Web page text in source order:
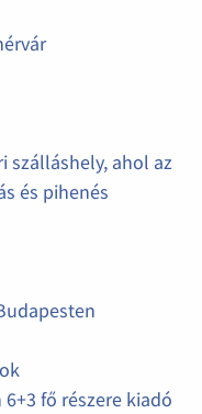
szálláshely, ahol az
és pihenés
fő részere kiadó